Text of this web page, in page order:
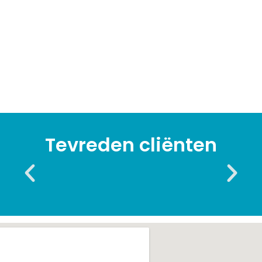
Tevreden cliënten